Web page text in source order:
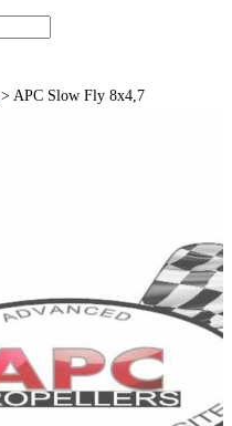
> APC Slow Fly 8x4,7